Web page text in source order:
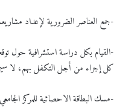
-جمع العناصر الضرورية لإعداد
-القيام بكل دراسة استشرافية حول
كل إجراء من أجل التكفل بهم، لا
-مسك البطاقة الاحصائية للمركز